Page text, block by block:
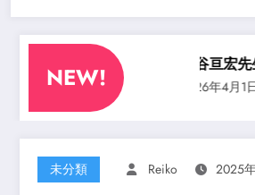
NEW!
・・？ 渋谷亘宏先生WS（4月1
2026年4月1日
未分類 Reiko 2025